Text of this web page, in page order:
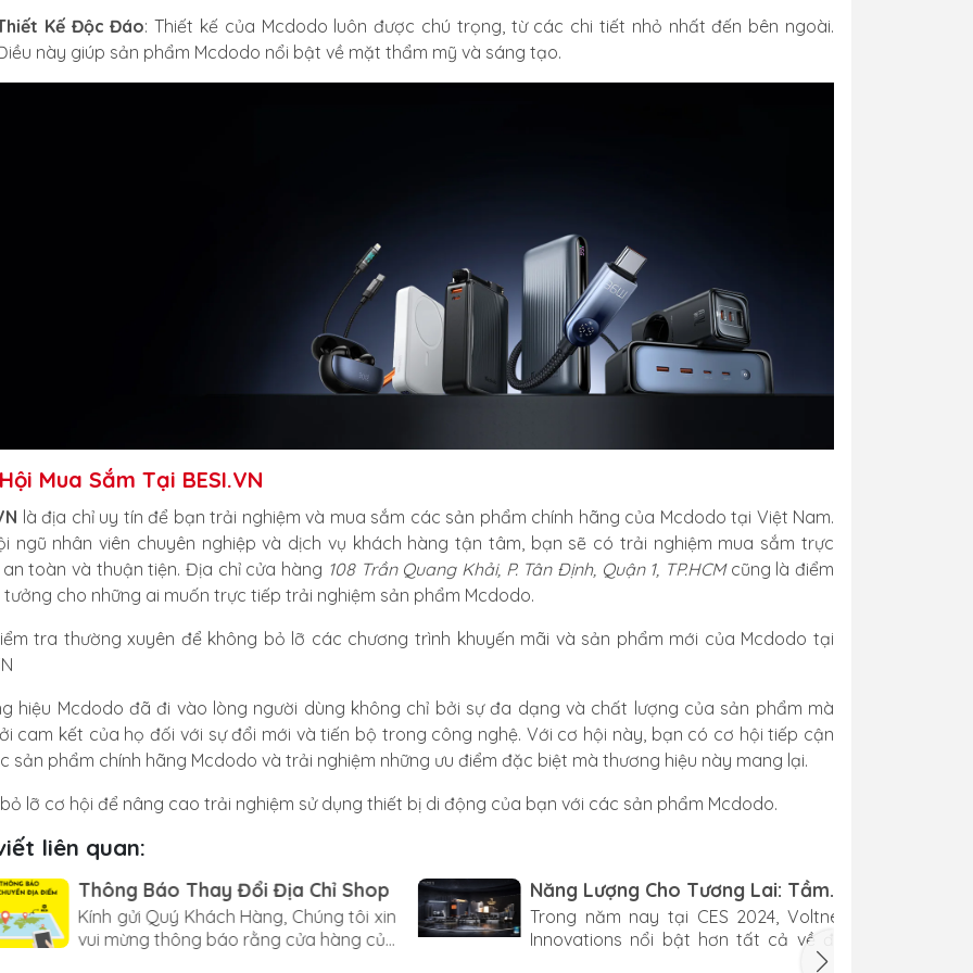
Kế Độc Đáo: Thiết kế của Mcdodo luôn được chú trọng, từ các chi tiết nhỏ nhất đến bên ngoài.
này giúp sản phẩm Mcdodo nổi bật về mặt thẩm mỹ và sáng tạo.
Mua Sắm Tại BESI.VN
là địa chỉ uy tín để bạn trải nghiệm và mua sắm các sản phẩm chính hãng của Mcdodo tại Việt Nam.
ngũ nhân viên chuyên nghiệp và dịch vụ khách hàng tận tâm, bạn sẽ có trải nghiệm mua sắm trực
toàn và thuận tiện. Địa chỉ cửa hàng 108 Trần Quang Khải, P. Tân Định, Quận 1, TP.HCMcũng là điểm
tưởng cho những ai muốn trực tiếp trải nghiệm sản phẩm Mcdodo.
tra thường xuyên để không bỏ lỡ các chương trình khuyến mãi và sản phẩm mới của Mcdodo tại
hiệu Mcdodo đã đi vào lòng người dùng không chỉ bởi sự đa dạng và chất lượng của sản phẩm mà
cam kết của họ đối với sự đổi mới và tiến bộ trong công nghệ. Với cơ hội này, bạn có cơ hội tiếp cận
sản phẩm chính hãng Mcdodo và trải nghiệm những ưu điểm đặc biệt mà thương hiệu này mang lại.
lỡ cơ hội để nâng cao trải nghiệm sử dụng thiết bị di động của bạn với các sản phẩm Mcdodo.
liên quan:
Thông Báo Thay Đổi Địa Chỉ Shop
Kính gửi Quý Khách Hàng, Chúng tôi xin
vui mừng thông báo rằng cửa hàng của
Năng Lượng Cho Tương Lai: Tầm
Nhìn Và Sự Đổi Mới Của Voltnex
Tại CES2024
Trong năm nay tại CES 2024, Voltnex
Innovations nổi bật hơn tất cả về đổi
mới, trình diễn những giải pháp tiên tiến